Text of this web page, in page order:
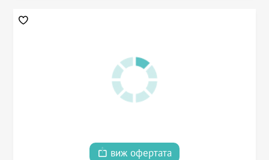
виж офертата